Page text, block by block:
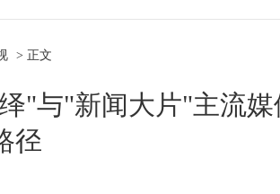
> 正文
"与"新闻大片"主流
径